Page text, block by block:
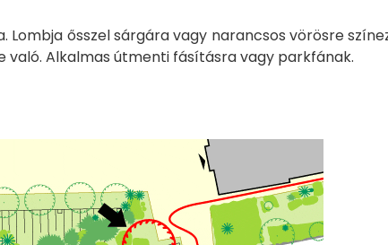
ősszel sárgára vagy narancsos vörösre
való. Alkalmas útmenti fásításra vagy parkfának.